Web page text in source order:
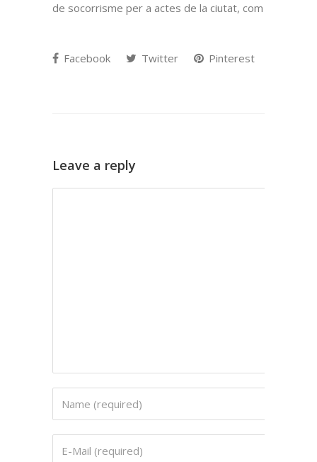
de socorrisme per a actes de la ciutat, com és el
Facebook Twitter Pinterest
Leave a reply